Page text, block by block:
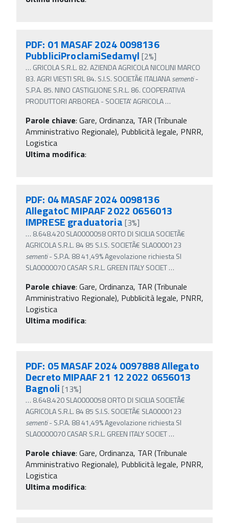
PDF: 01 MASAF 2024 0098136
PubbliciProclamiSedamyl [2%]
… GRICOLA S.R.L. 82. AZIENDA AGRICOLA NICOLINI MARCO
83. AGRI VIESTI SRL 84. S.I.S. SOCIETÃ€ ITALIANAsementi-
S.P.A. 85. NINO CASTIGLIONE S.R.L. 86. COOPERATIVA
PRODUTTORI ARBOREA - SOCIETA' AGRICOLA…
Parole chiave: Gare, Ordinanza, TAR (Tribunale
Amministrativo Regionale), Pubblicità legale, PNRR,
Logistica
Ultima modifica:
PDF: 04 MASAF 2024 0098136
AllegatoC MIPAAF 2022 0656013
IMPRESE graduatoria [3%]
… 8.648.420 SLA0000058 ORTO DI SICILIA SOCIETÃ€
AGRICOLA S.R.L. 84 85 S.I.S. SOCIETÃ€ SLA0000123
sementi- S.P.A. 88 41,49% Agevolazione richiesta SI
SLA0000070 CASAR S.R.L. GREEN ITALY SOCIET…
Parole chiave: Gare, Ordinanza, TAR (Tribunale
Amministrativo Regionale), Pubblicità legale, PNRR,
Logistica
Ultima modifica:
PDF: 05 MASAF 2024 0097888 Allegato
Decreto MIPAAF 21 12 2022 0656013
Bagnoli [13%]
… 8.648.420 SLA0000058 ORTO DI SICILIA SOCIETÃ€
AGRICOLA S.R.L. 84 85 S.I.S. SOCIETÃ€ SLA0000123
sementi- S.P.A. 88 41,49% Agevolazione richiesta SI
SLA0000070 CASAR S.R.L. GREEN ITALY SOCIET…
Parole chiave: Gare, Ordinanza, TAR (Tribunale
Amministrativo Regionale), Pubblicità legale, PNRR,
Logistica
Ultima modifica: